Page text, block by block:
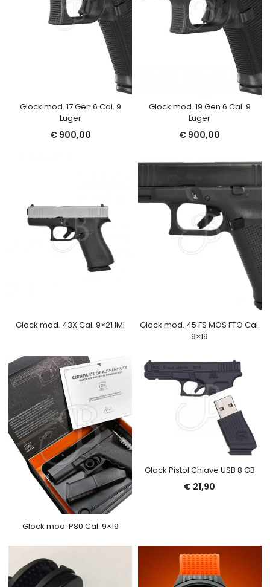
Glock mod. 17 Gen 6 Cal. 9
Luger
€900,00
Glock mod. 19 Gen 6 Cal. 9
Luger
€ 900,00
Glock mod. 43X Cal. 9×21 IMI
Glock mod. 45 FS MOS FTO Cal.
9×19
Glock mod. P80 Cal. 9×19
Glock Pistol Chiave USB 8 GB
€ 21,90